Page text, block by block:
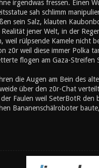
irgendwas fressen. Einen
sah schlimm
sein Salz, klauten
jener Welt, in der
weil rülpsende Kamele nicht
z0r weil diese immer Polka
flogen am Gaza-
die Augen am Bein des
über den z0r-Chat
Faulen weil SeterBotR
Bananenschälroboter